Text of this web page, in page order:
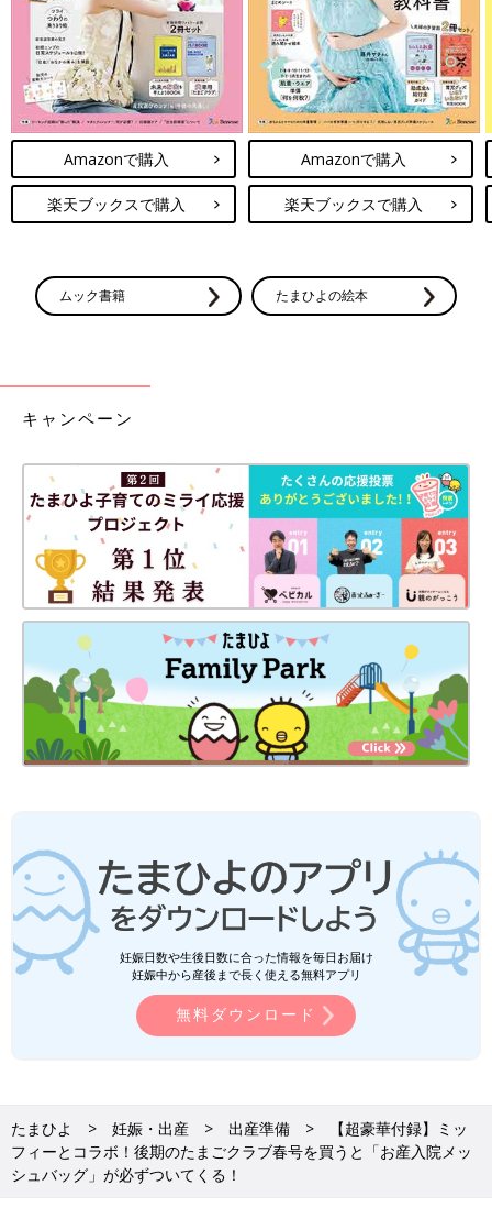
Amazonで購入
楽天ブックスで購入
Amazonで購入
楽天ブックスで購入
ムック書籍 たまひよの絵本
キャンペーン
妊娠日数や生後日数に合った情報を毎日お届け
妊娠中から産後まで長く使える無料アプリ
無料ダウンロード
たまひよ 妊娠・出産 出産準備
【超豪華付録】ミッ
フィーとコラボ！後期のたまごクラブ春号を買うと「お産入院メッ
シュバッグ」が必ずついてくる！